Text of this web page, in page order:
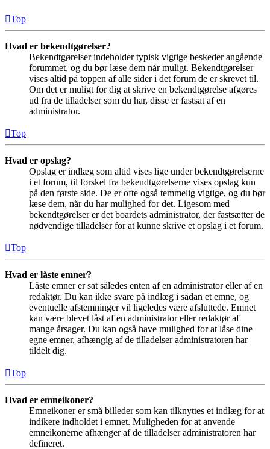
Top
Hvad er bekendtgørelser?
Bekendtgørelser indeholder typisk vigtige beskeder angående
forummet, og du bør læse dem når muligt. Bekendtgørelser
vises altid på toppen af alle sider i det forum de er skrevet til.
Om det er muligt for dig at skrive en bekendtgørelse afgøres
ud fra de tilladelser som du har, disse er fastsat af en
administrator.
Top
Hvad er opslag?
Opslag er indlæg som altid vises lige under bekendtgørelserne
i et forum, til forskel fra bekendtgørelserne vises opslag kun
på den første side. De er ofte også temmelig vigtige, og du bør
læse dem, når du har mulighed for det. Ligesom med
bekendtgørelser er det boardets administrator, der fastsætter de
nødvendige tilladelser for at kunne skrive et opslag i et forum.
Top
Hvad er låste emner?
Låste emner er sat således enten af en administrator eller af en
redaktør. Du kan ikke svare på indlæg i sådan et emne, og
eventuelle afstemninger vil ligeledes være afsluttede. Emnet
kan være blevet låst af en administrator eller redaktør af
mange årsager. Du kan også have mulighed for at låse dine
egne emner, afhængig af de tilladelser administratoren har
tildelt dig.
Top
Hvad er emneikoner?
Emneikoner er små billeder som kan tilknyttes et indlæg for at
indikere indholdet i emnet. Muligheden for at anvende
emneikonerne afhænger af de tilladelser administratoren har
defineret.